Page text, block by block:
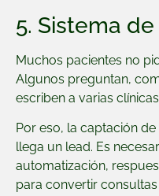
5. Sistema
Muchos pacientes no
Algunos preguntan,
escriben a varias
Por eso, la captación
llega un lead. Es
automatización,
para convertir consultas